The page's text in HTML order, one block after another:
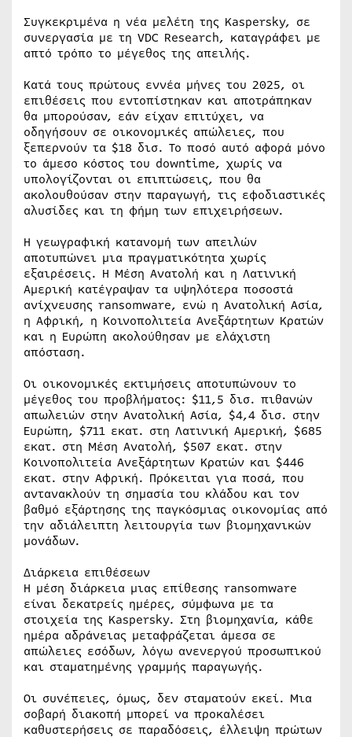
Συγκεκριμένα η νέα μελέτη της Kaspersky, σε
συνεργασία με τη VDC Research, καταγράφει με
απτό τρόπο το μέγεθος της απειλής.
Κατά τους πρώτους εννέα μήνες του 2025, οι
επιθέσεις που εντοπίστηκαν και αποτράπηκαν
θα μπορούσαν, εάν είχαν επιτύχει, να
οδηγήσουν σε οικονομικές απώλειες, που
ξεπερνούν τα $18 δισ. Το ποσό αυτό αφορά μόνο
το άμεσο κόστος του downtime, χωρίς να
υπολογίζονται οι επιπτώσεις, που θα
ακολουθούσαν στην παραγωγή, τις εφοδιαστικές
αλυσίδες και τη φήμη των επιχειρήσεων.
Η γεωγραφική κατανομή των απειλών
αποτυπώνει μια πραγματικότητα χωρίς
εξαιρέσεις. Η Μέση Ανατολή και η Λατινική
Αμερική κατέγραψαν τα υψηλότερα ποσοστά
ανίχνευσης ransomware, ενώ η Ανατολική Ασία,
η Αφρική, η Κοινοπολιτεία Ανεξάρτητων Κρατών
και η Ευρώπη ακολούθησαν με ελάχιστη
απόσταση.
Οι οικονομικές εκτιμήσεις αποτυπώνουν το
μέγεθος του προβλήματος: $11,5 δισ. πιθανών
απωλειών στην Ανατολική Ασία, $4,4 δισ. στην
Ευρώπη, $711 εκατ. στη Λατινική Αμερική, $685
εκατ. στη Μέση Ανατολή, $507 εκατ. στην
Κοινοπολιτεία Ανεξάρτητων Κρατών και $446
εκατ. στην Αφρική. Πρόκειται για ποσά, που
αντανακλούν τη σημασία του κλάδου και τον
βαθμό εξάρτησης της παγκόσμιας οικονομίας από
την αδιάλειπτη λειτουργία των βιομηχανικών
μονάδων.
Διάρκεια επιθέσεων
Η μέση διάρκεια μιας επίθεσης ransomware
είναι δεκατρείς ημέρες, σύμφωνα με τα
στοιχεία της Kaspersky. Στη βιομηχανία, κάθε
ημέρα αδράνειας μεταφράζεται άμεσα σε
απώλειες εσόδων, λόγω ανενεργού προσωπικού
και σταματημένης γραμμής παραγωγής.
Οι συνέπειες, όμως, δεν σταματούν εκεί. Μια
σοβαρή διακοπή μπορεί να προκαλέσει
καθυστερήσεις σε παραδόσεις, έλλειψη πρώτων